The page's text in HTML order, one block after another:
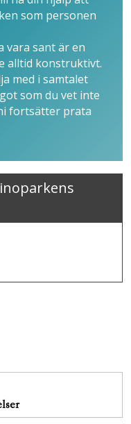
som personen
vara sant är en
alltid konstruktivt.
med i samtalet
som du vet inte
fortsätter prata